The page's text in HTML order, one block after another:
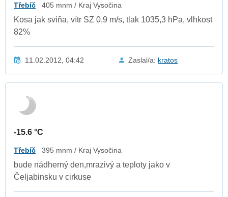
Třebíč 405 mnm / Kraj Vysočina
Kosa jak sviňa, vítr SZ 0,9 m/s, tlak 1035,3 hPa, vlhkost
82%
11.02.2012, 04:42 Zaslal/a: kratos
-15.6 °C
Třebíč 395 mnm / Kraj Vysočina
bude nádherný den,mrazivý a teploty jako v
Čeljabinsku v cirkuse